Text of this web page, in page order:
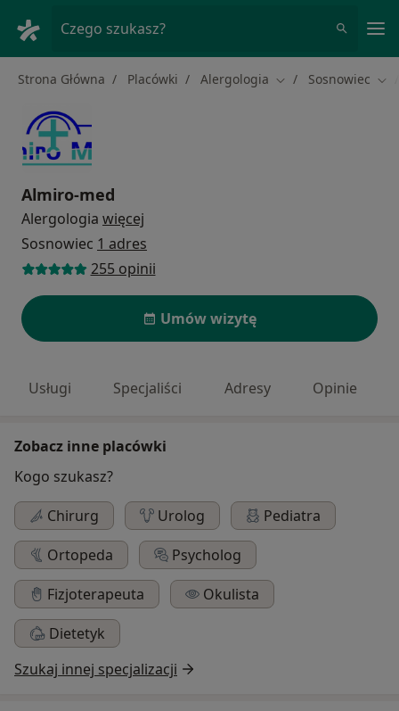
Czego szukasz?
Strona Główna Placówki Alergologia Zmień miasto
Sosnowiec
Almiro-med
Alergologia więcej
Sosnowiec 1 adres
255 opinii
Umów wizytę
Usługi Specjaliści Adresy Opinie
Zobacz inne placówki
Kogo szukasz?
Chirurg
Urolog
Pediatra
Ortopeda
Psycholog
Fizjoterapeuta
Okulista
Dietetyk
Szukaj innej specjalizacji